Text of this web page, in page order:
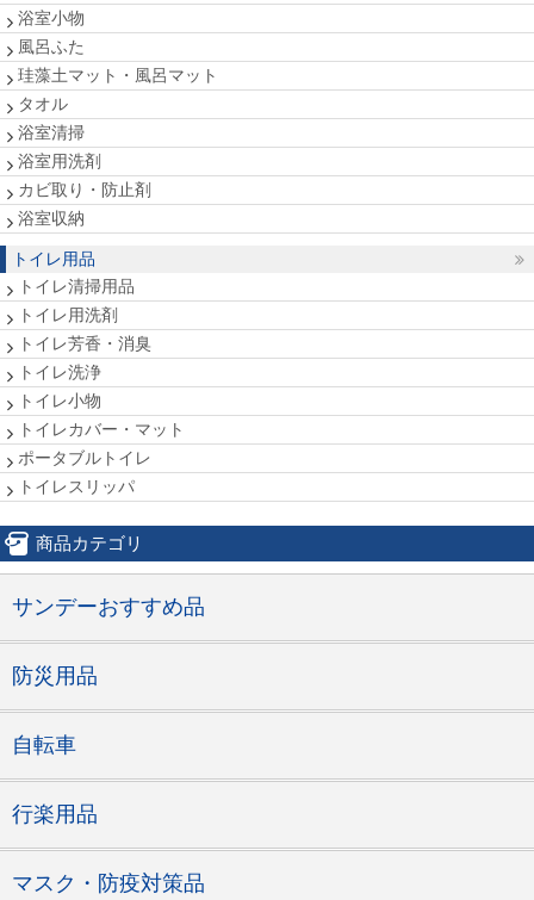
浴室小物
風呂ふた
珪藻土マット・風呂マット
タオル
浴室清掃
浴室用洗剤
カビ取り・防止剤
浴室収納
トイレ用品
トイレ清掃用品
トイレ用洗剤
トイレ芳香・消臭
トイレ洗浄
トイレ小物
トイレカバー・マット
ポータブルトイレ
トイレスリッパ
商品カテゴリ
サンデーおすすめ品
防災用品
自転車
行楽用品
マスク・防疫対策品